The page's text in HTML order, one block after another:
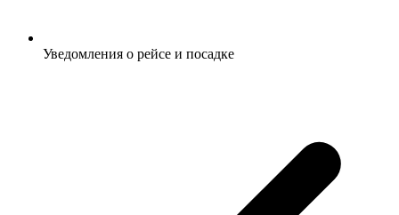
Уведомления о рейсе и посадке